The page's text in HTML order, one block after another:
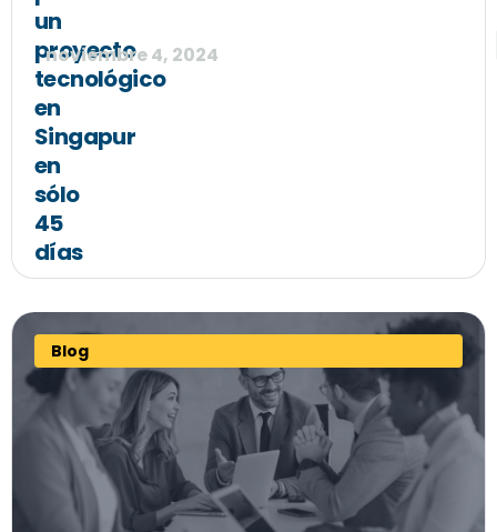
un
proyecto
tecnológico
en
Singapur
en
sólo
45
días
noviembre 4, 2024
Blog